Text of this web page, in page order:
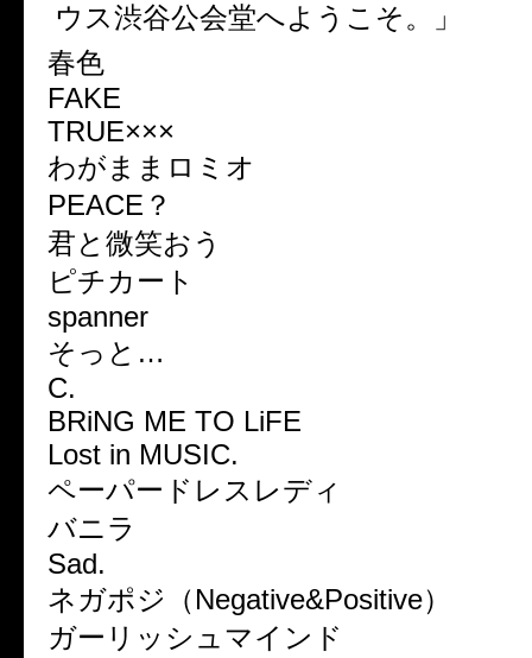
ウス渋谷公会堂へようこそ。」
春色
FAKE
TRUE×××
わがままロミオ
PEACE ？
君と微笑おう
ピチカート
spanner
そっと …
C.
BRiNG ME TO LiFE
Lost in MUSIC.
ペーパードレスレディ
バニラ
Sad.
ネガポジ（Negative&Positive）
ガーリッシュマインド